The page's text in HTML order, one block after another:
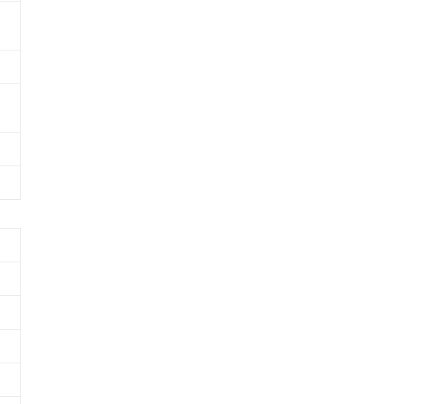
は異なる場合があることをご了承くださ
お客様担当のオムロン制御機器販売店・
非含有を証明するものではありません。
完了までの期間は出荷製品に未対応品が
のことがない限り、2022年1月12日よ
フタル酸ブチルベンジル) : 1000ppm、
します。
境に深刻な影響を及ぼさない年数を意
またはその他武器並びにこれらの製造装
び3の内容を当該第三者に通知します。
するおそれがある場合は、取り引きをい
、またはお客様担当のオムロン制御
種